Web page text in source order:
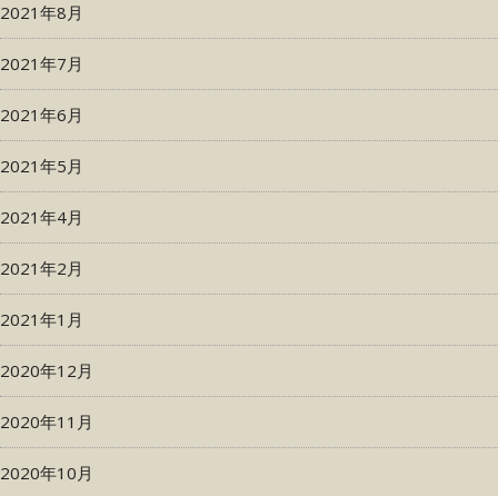
2021年8月
2021年7月
2021年6月
2021年5月
2021年4月
2021年2月
2021年1月
2020年12月
2020年11月
2020年10月